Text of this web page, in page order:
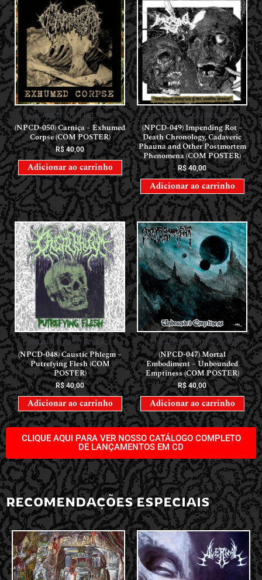
LANÇAMENTOS // RELEASES
(NPCD-050) Carniça – Exhumed
Corpse (COM POSTER)
R$40,00
Adicionar ao carrinho
LANÇAMENTOS // RELEASES
(NPCD-049) Impending Rot –
Death Chronology, Cadaveric
Phauna and Other Postmortem
Phenomena (COM POSTER)
R$40,00
Adicionar ao carrinho
LANÇAMENTOS // RELEASES
(NPCD-048) Caustic Phlegm –
Putrefying Flesh (COM
POSTER)
R$ 40,00
Adicionar ao carrinho
LANÇAMENTOS // RELEASES
(NPCD-047) Mortal
Embodiment – Unbounded
Emptiness (COM POSTER)
R$40,00
Adicionar ao carrinho
CLIQUE AQUI PARA VER NOSSO CATÁLOGO COMPLETO
DE LANÇAMENTOS EM CD
RECOMENDAÇÕES ESPECIAIS